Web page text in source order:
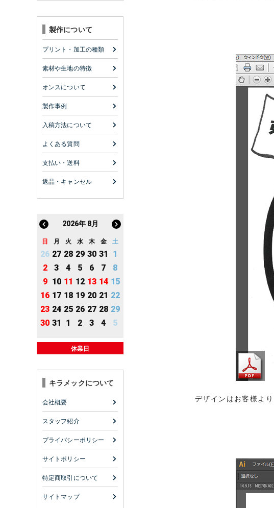
製作について
プリント・加工の種類
素材や生地の特徴
オンスについて
製作事例
入稿方法について
よくある質問
支払い・送料
返品・キャンセル
2026年 8月
日 月 火 水 木 金 土
26 27 28 29 30 31
1
2
3 4 5 6 7
8
9 10 11 12 13 14 15
16 17 18 19 20 21 22
23 24 25 26 27 28 29
30 31 1 2 3 4 5
休業日
キラメックについて
会社概要
スタッフ紹介
プライバシーポリシー
サイトポリシー
特定商取引について
サイトマップ
デザインはお客様よ